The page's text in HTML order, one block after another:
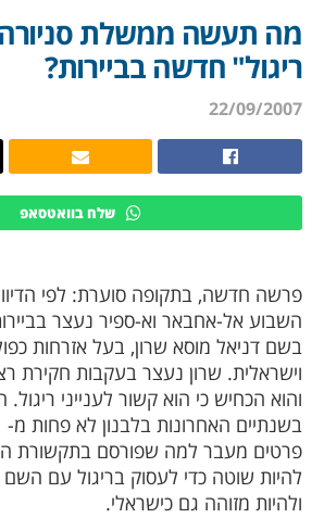
מה תעשה ממשלת
ריגול" חדשה בביירות?
22/09/2007
שלח בוואטסאפ
פרשה חדשה, בתקופה סוערת: לפי
השבוע אל-אחבאר וא-ספיר נעצר
בשם דניאל מוסא שרון, בעל אזרחות
וישראלית. שרון נעצר בעקבות חקירת
והוא הכחיש כי הוא קשור לענייני
פרטים מעבר למה שפורסם בתקשורת
להיות שוטה כדי לעסוק בריגול עם השם
ולהיות מזוהה גם כישראלי.